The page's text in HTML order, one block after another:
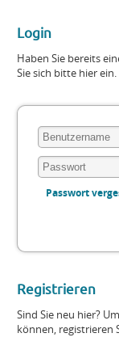
Login
Haben Sie bereits
Sie sich bitte hier ein.
Passwort
Registrieren
Sind Sie neu hier?
können, registrieren